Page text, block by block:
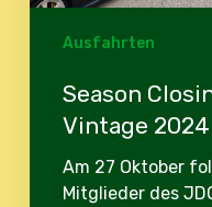
Ausfahrten
Season
Vintage 2024
Am 27 Oktober
Mitglieder des